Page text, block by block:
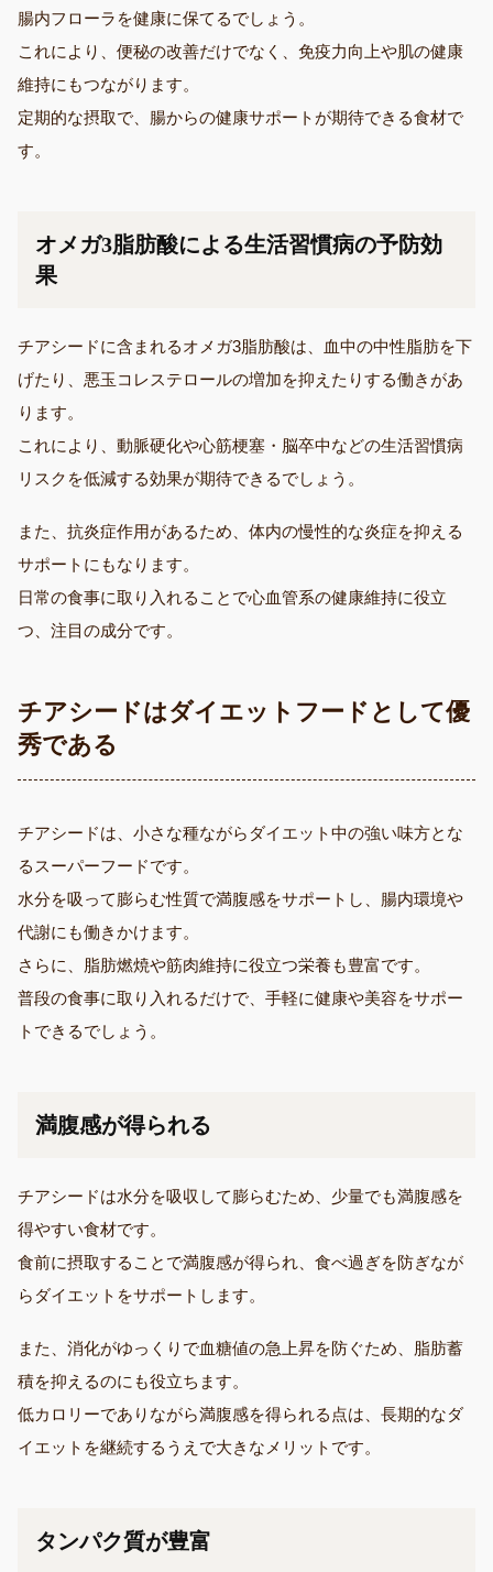
腸内フローラを健康に保てるでしょう。
これにより、便秘の改善だけでなく、免疫力向上や肌の健康
維持にもつながります。
定期的な摂取で、腸からの健康サポートが期待できる食材で
す。
オメガ3脂肪酸による生活習慣病の予防効
果
チアシードに含まれるオメガ3脂肪酸は、血中の中性脂肪を下
げたり、悪玉コレステロールの増加を抑えたりする働きがあ
ります。
これにより、動脈硬化や心筋梗塞・脳卒中などの生活習慣病
リスクを低減する効果が期待できるでしょう。
また、抗炎症作用があるため、体内の慢性的な炎症を抑える
サポートにもなります。
日常の食事に取り入れることで心血管系の健康維持に役立
つ、注目の成分です。
チアシードはダイエットフードとして優
秀である
チアシードは、小さな種ながらダイエット中の強い味方とな
るスーパーフードです。
水分を吸って膨らむ性質で満腹感をサポートし、腸内環境や
代謝にも働きかけます。
さらに、脂肪燃焼や筋肉維持に役立つ栄養も豊富です。
普段の食事に取り入れるだけで、手軽に健康や美容をサポー
トできるでしょう。
満腹感が得られる
チアシードは水分を吸収して膨らむため、少量でも満腹感を
得やすい食材です。
食前に摂取することで満腹感が得られ、食べ過ぎを防ぎなが
らダイエットをサポートします。
また、消化がゆっくりで血糖値の急上昇を防ぐため、脂肪蓄
積を抑えるのにも役立ちます。
低カロリーでありながら満腹感を得られる点は、長期的なダ
イエットを継続するうえで大きなメリットです。
タンパク質が豊富